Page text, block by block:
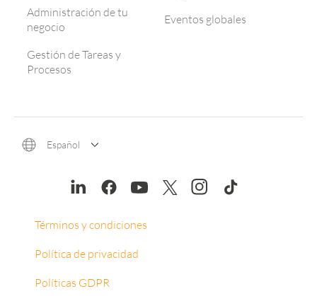
Administración de tu
negocio
Gestión de Tareas y
Procesos
Eventos globales
Español
Términos y condiciones
Política de privacidad
Políticas GDPR